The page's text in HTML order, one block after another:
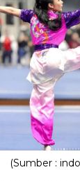
(Sumber :